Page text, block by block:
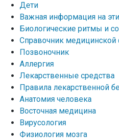
Дети
Важная информация на
Биологические ритмы и
Справочник медицинской
Позвоночник
Аллергия
Лекарственные средства
Правила лекарственной
Aнатомия человека
Восточная медицина
Вирусология
Физиология мозга